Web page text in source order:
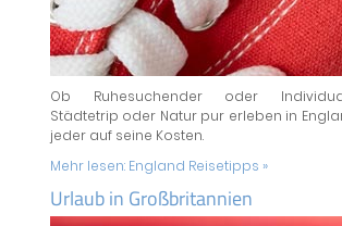
Ob Ruhesuchender oder
Städtetrip oder Natur pur erleben in
jeder auf seine Kosten.
Mehr lesen: England Reisetipps »
Urlaub in Großbritannien